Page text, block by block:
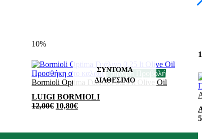
10%
Προσθήκη στο καλάθι Γρήγορη Προβολή
Bormioli Optima Γυάλινο 0.25 lt Olive Oil
LUIGI BORMIOLI
12,00€ 10,80€